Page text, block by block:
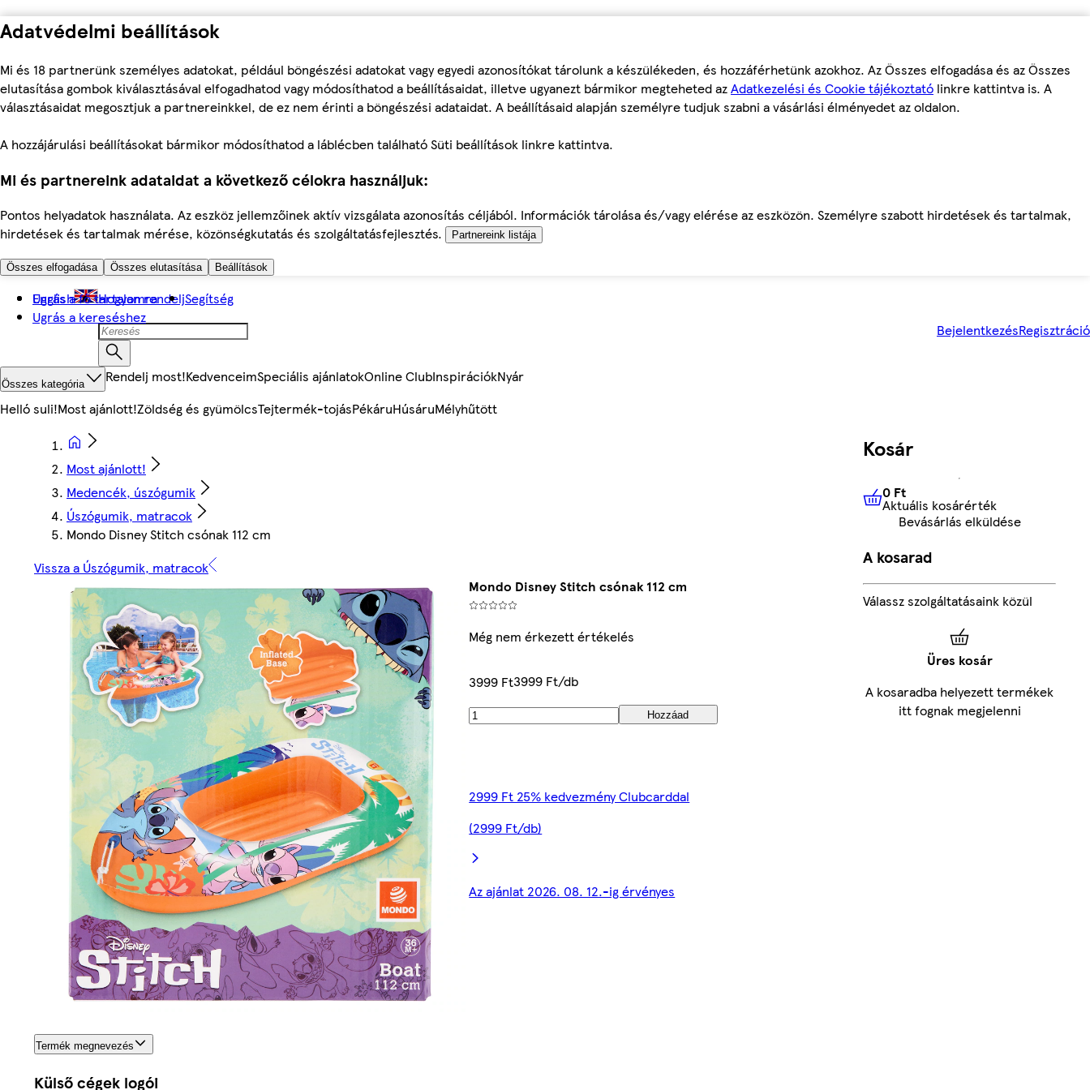
Adatvédelmi beállítások
Mi és 18 partnerünk személyes adatokat, például böngészési adatokat vagy egyedi azonosítókat tárolunk a készülékeden, és hozzáférhetünk azokhoz. Az Összes elfogadása és az Összes
elutasítása gombok kiválasztásával elfogadhatod vagy módosíthatod a beállításaidat, illetve ugyanezt bármikor megteheted azAdatkezelési és Cookie tájékoztató linkre kattintva is. A
választásaidat megosztjuk a partnereinkkel, de ez nem érinti a böngészési adataidat. A beállításaid alapján személyre tudjuk szabni a vásárlási élményedet az oldalon.
A hozzájárulási beállításokat bármikor módosíthatod a láblécben található Süti beállítások linkre kattintva.
Mi és partnereink adataidat a következő célokra használjuk:
Pontos helyadatok használata. Az eszköz jellemzőinek aktív vizsgálata azonosítás céljából. Információk tárolása és/vagy elérése az eszközön. Személyre szabott hirdetések és tartalmak,
hirdetések és tartalmak mérése, közönségkutatás és szolgáltatásfejlesztés.
Partnereink listája
Összes elfogadása Összes elutasítása Beállítások
Ugrás a fő tartalomra
Ugrás a kereséshez
English Hogyan rendeljSegítség
BejelentkezésRegisztráció
Összes kategória Rendelj most!KedvenceimSpeciális ajánlatokOnline ClubInspirációkNyár
Helló suli!Most ajánlott!Zöldség és gyümölcsTejtermék-tojásPékáruHúsáruMélyhűtött
Most ajánlott!
Medencék, úszógumik
Úszógumik, matracok
Mondo Disney Stitch csónak 112 cm
Vissza a Úszógumik, matracok
Mondo Disney Stitch csónak 112 cm
Még nem érkezett értékelés
3999 Ft3999 Ft/db
Hozzáad
2999 Ft 25% kedvezmény Clubcarddal
(2999 Ft/db)
Az ajánlat 2026. 08. 12.-ig érvényes
Termék megnevezés
Külső cégek logói
Kosár
0 FtAktuális kosárérték
0 Ft
Aktuális kosárérték
Bevásárlás elküldése
A kosarad
Válassz szolgáltatásaink közül
Üres kosár
A kosaradba helyezett termékek
itt fognak megjelenni